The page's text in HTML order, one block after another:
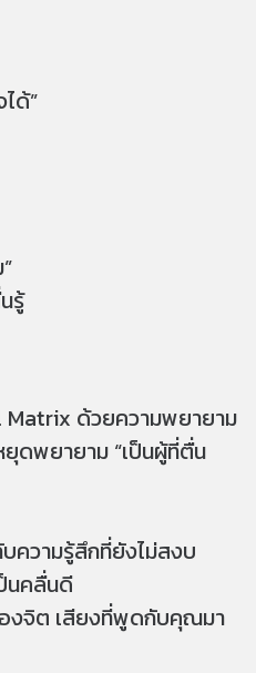
ด้”
รู้
Matrix ด้วยความพยายาม
พยายาม “เป็นผู้ที่ตื่น
ความรู้สึกที่ยังไม่สงบ
นคลื่นดี
งจิต เสียงที่พูดกับคุณมา